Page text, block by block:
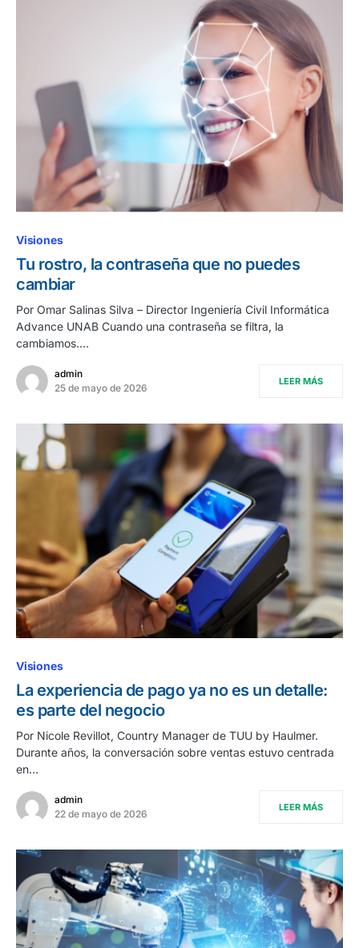
Visiones
Tu rostro, la contraseña que no puedes
cambiar
Por Omar Salinas Silva – Director Ingeniería Civil Informática
Advance UNAB Cuando una contraseña se filtra, la
cambiamos.…
admin
25 de mayo de 2026
LEER MÁS
Visiones
La experiencia de pago ya no es un detalle:
es parte del negocio
Por Nicole Revillot, Country Manager de TUU by Haulmer.
Durante años, la conversación sobre ventas estuvo centrada
en…
admin
22 de mayo de 2026
LEER MÁS